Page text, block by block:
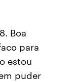
Boa
para
estou
puder